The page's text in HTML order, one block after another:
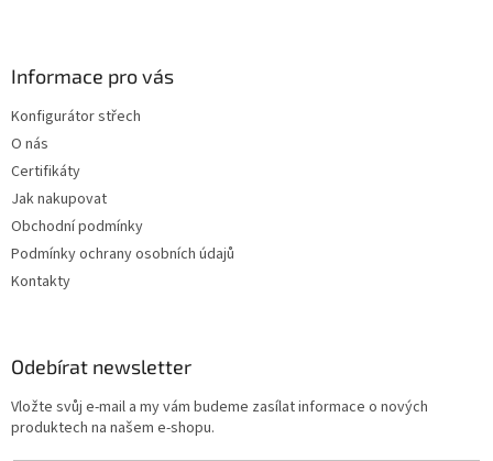
Informace pro vás
Konfigurátor střech
O nás
Certifikáty
Jak nakupovat
Obchodní podmínky
Podmínky ochrany osobních údajů
Kontakty
Odebírat newsletter
Vložte svůj e-mail a my vám budeme zasílat informace o nových
produktech na našem e-shopu.